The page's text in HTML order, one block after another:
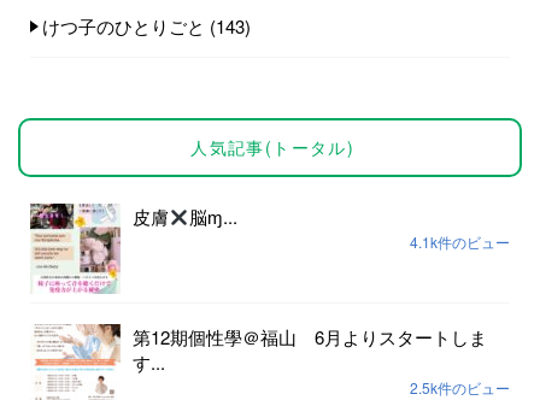
けつ子のひとりごと (143)
人気記事(トータル)
皮膚 脳ɱ...
4.1k件のビュー
第12期個性學＠福山 6月よりスタートしま
す...
2.5k件のビュー